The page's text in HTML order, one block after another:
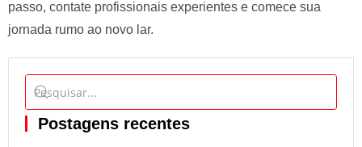
passo, contate profissionais experientes e comece sua
jornada rumo ao novo lar.
Postagens recentes